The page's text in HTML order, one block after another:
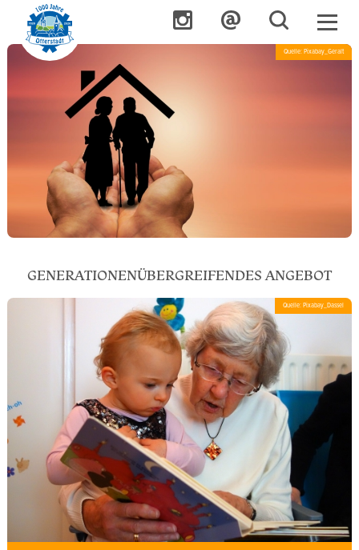
Quelle: Pixabay_Geralt
GENERATIONENÜBERGREIFENDES ANGEBOT
Quelle: Pixabay_Dassel